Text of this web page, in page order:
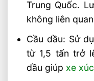
Chọn Xe
Hợp Từng
Loại Pallet
Chọn Xe
Cao Kệ
Trung Quốc.
không liên
Cầu dầu: Sử
từ 1,5 tấn trở
dầu giúp xe